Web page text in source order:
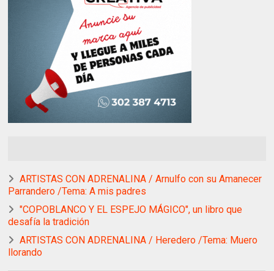
ARTISTAS CON ADRENALINA / Arnulfo con su Amanecer
Parrandero /Tema: A mis padres
"COPOBLANCO Y EL ESPEJO MÁGICO", un libro que
desafía la tradición
ARTISTAS CON ADRENALINA / Heredero /Tema: Muero
llorando